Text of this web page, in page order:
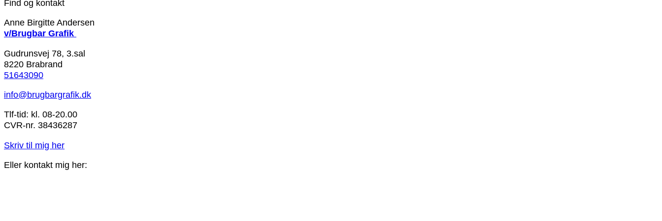
Find og kontakt
Anne Birgitte Andersen
v/Brugbar Grafik
Gudrunsvej 78, 3.sal
8220 Brabrand
51643090
info@brugbargrafik.dk
Tlf-tid: kl. 08-20.00
CVR-nr. 38436287
Skriv til mig her
Eller kontakt mig her: